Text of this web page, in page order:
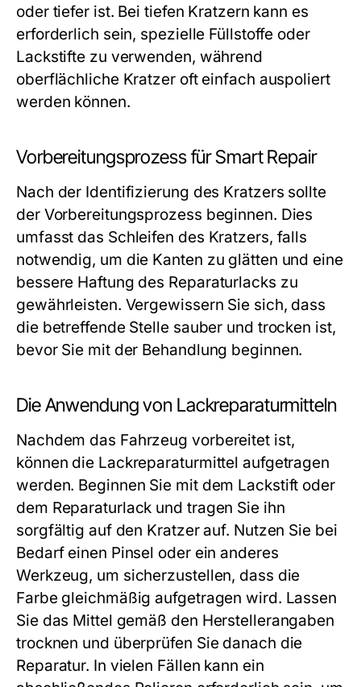
oder tiefer ist. Bei tiefen Kratzern kann es
erforderlich sein, spezielle Füllstoffe oder
Lackstifte zu verwenden, während
oberflächliche Kratzer oft einfach auspoliert
werden können.
Vorbereitungsprozess für Smart Repair
Nach der Identifizierung des Kratzers sollte
der Vorbereitungsprozess beginnen. Dies
umfasst das Schleifen des Kratzers, falls
notwendig, um die Kanten zu glätten und eine
bessere Haftung des Reparaturlacks zu
gewährleisten. Vergewissern Sie sich, dass
die betreffende Stelle sauber und trocken ist,
bevor Sie mit der Behandlung beginnen.
Die Anwendung von Lackreparaturmitteln
Nachdem das Fahrzeug vorbereitet ist,
können die Lackreparaturmittel aufgetragen
werden. Beginnen Sie mit dem Lackstift oder
dem Reparaturlack und tragen Sie ihn
sorgfältig auf den Kratzer auf. Nutzen Sie bei
Bedarf einen Pinsel oder ein anderes
Werkzeug, um sicherzustellen, dass die
Farbe gleichmäßig aufgetragen wird. Lassen
Sie das Mittel gemäß den Herstellerangaben
trocknen und überprüfen Sie danach die
Reparatur. In vielen Fällen kann ein